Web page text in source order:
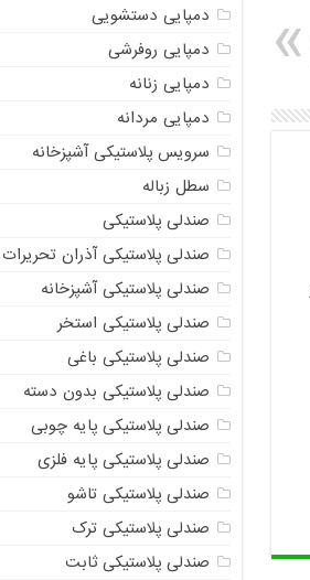
دمپایی دستشویی
دمپایی روفرشی
دمپایی زنانه
دمپایی مردانه
سرویس پلاستیکی آشپزخانه
سطل زباله
صندلی پلاستیکی
صندلی پلاستیکی آذران تحریرات
صندلی پلاستیکی آشپزخانه
صندلی پلاستیکی استخر
صندلی پلاستیکی باغی
صندلی پلاستیکی بدون دسته
صندلی پلاستیکی پایه چوبی
صندلی پلاستیکی پایه فلزی
صندلی پلاستیکی تاشو
صندلی پلاستیکی ترک
صندلی پلاستیکی ثابت